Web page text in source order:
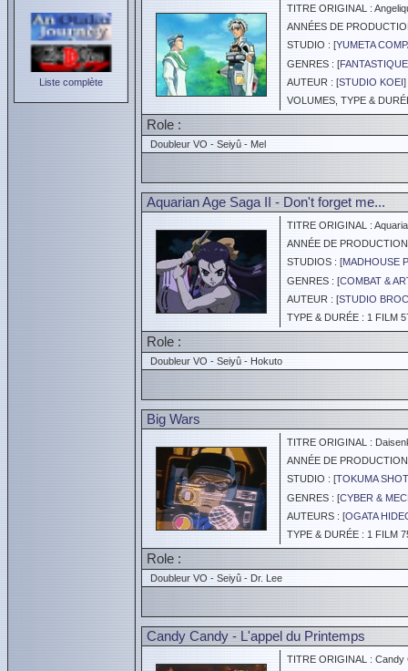
Liste complète
TITRE ORIGINAL :
ANNÉES DE
STUDIO : [YUMETA
GENRES : [
AUTEUR : [STUDIO KOEI]
VOLUMES, TYPE &
Role :
Doubleur VO - Seiyû - Mel
Aquarian Age Saga II - Don't forget me...
TITRE ORIGINAL :
ANNÉE DE
STUDIOS : [MADHOUSE
GENRES : [COMBAT &
AUTEUR : [STUDIO
TYPE & DURÉE : 1 FILM
Role :
Doubleur VO - Seiyû - Hokuto
Big Wars
TITRE ORIGINAL :
ANNÉE DE
STUDIO : [TOKUMA
GENRES : [CYBER &
AUTEURS : [OGATA
TYPE & DURÉE : 1 FILM
Role :
Doubleur VO - Seiyû - Dr. Lee
Candy Candy - L'appel du Printemps
TITRE ORIGINAL : Candy